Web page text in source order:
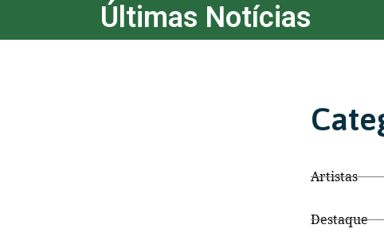
Últimas Notícias
Artistas
Destaque